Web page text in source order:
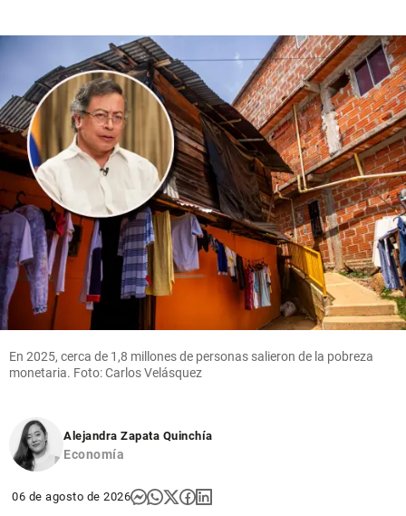
En 2025, cerca de 1,8 millones de personas salieron de la pobreza
monetaria. Foto: Carlos Velásquez
Alejandra Zapata Quinchía
Economía
06 de agosto de 2026